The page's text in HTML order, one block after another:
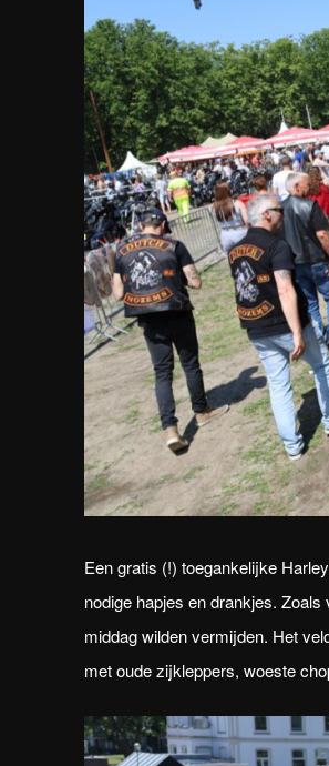
Een gratis (!) toegankelijke
nodige hapjes en drankjes.
middag wilden vermijden. Het
met oude zijkleppers, woeste